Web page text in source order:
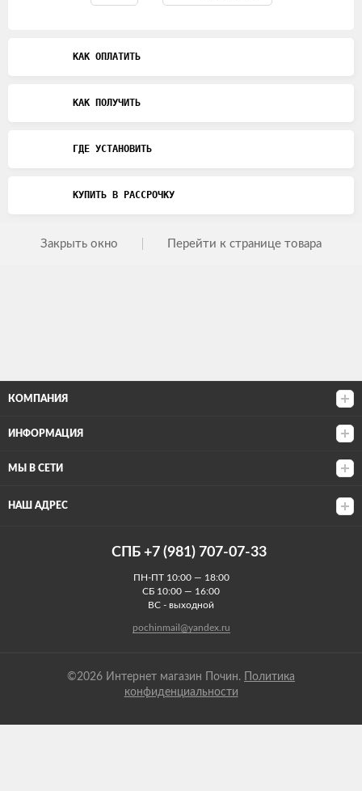
КАК ОПЛАТИТЬ
КАК ПОЛУЧИТЬ
ГДЕ УСТАНОВИТЬ
КУПИТЬ В РАССРОЧКУ
Закрыть окно Перейти к странице товара
КОМПАНИЯ
ИНФОРМАЦИЯ
МЫ В СЕТИ
НАШ АДРЕС
СПБ +7 (981) 707-07-33
ПН-ПТ 10:00 — 18:00
СБ 10:00 — 16:00
ВС - выходной
pochinmail@yandex.ru
©2026 Интернет магазин Почин.
Политика
конфиденциальности